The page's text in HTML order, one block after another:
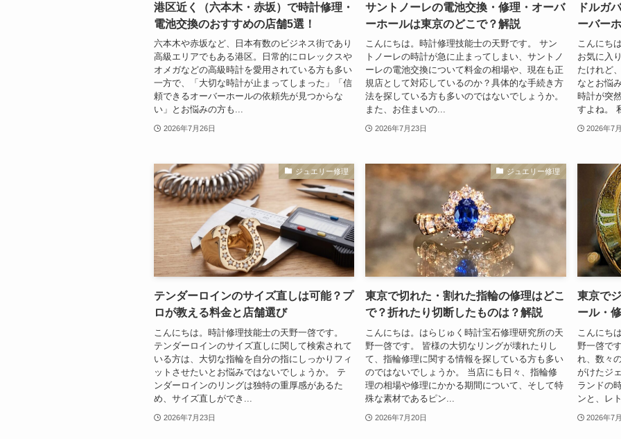
港区近く（六本木・赤坂）で時計修理・
電池交換のおすすめの店舗5選！
六本木や赤坂など、日本有数のビジネス街であり
高級エリアでもある港区。日常的にロレックスや
オメガなどの高級時計を愛用されている方も多い
一方で、「大切な時計が止まってしまった」「信
頼できるオーバーホールの依頼先が見つからな
い」とお悩みの方も...
2026年7月26日
サントノーレの電池交換・修理・オーバ
ーホールは東京のどこで？解説
こんにちは。時計修理技能士の天野です。 サン
トノーレの時計が急に止まってしまい、サントノ
ーレの電池交換について料金の相場や、現在も正
規店として対応しているのか？具体的な手続き方
法を探している方も多いのではないでしょうか。
また、お住まいの...
2026年7月23日
ドルガ
ーバー
こんにち
お気に入
たけれど
なとお悩
時計が突
すよね。
2026年7
ジュエリー修理
テンダーロインのサイズ直しは可能？プ
ロが教える料金と店舗選び
こんにちは。時計修理技能士の天野一啓です。
テンダーロインのサイズ直しに関して検索されて
いる方は、大切な指輪を自分の指にしっかりフィ
ットさせたいとお悩みではないでしょうか。 テ
ンダーロインのリングは独特の重厚感があるた
め、サイズ直しができ...
2026年7月23日
ジュエリー修理
東京で切れた・割れた指輪の修理はどこ
で？折れたり切断したものは？解説
こんにちは。はらじゅく時計宝石修理研究所の天
野一啓です。 皆様の大切なリングが壊れたりし
て、指輪修理に関する情報を探している方も多い
のではないでしょうか。 当店にも日々、指輪修
理の相場や修理にかかる期間について、そして特
殊な素材であるピン...
2026年7月20日
東京で
ール・
こんにち
野一啓で
れ、数々
がけたジ
ランドの
ンと、レ
2026年7